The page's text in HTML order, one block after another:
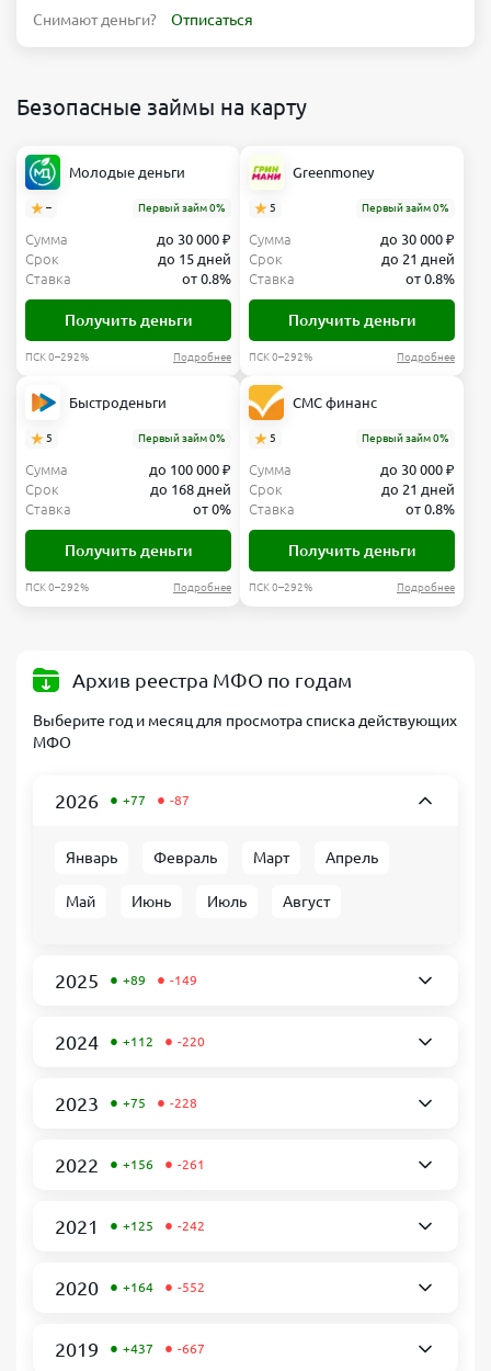
Снимают деньги? Отписаться
Безопасные займы на карту
Молодые деньги
– Первый займ 0%
Сумма
до 30 000 ₽
Срок
до 15 дней
Ставка
от 0.8%
Получить деньги
ПСК 0–292% Подробнее
Greenmoney
5 Первый займ 0%
Сумма
до 30 000 ₽
Срок
до 21 дней
Ставка
от 0.8%
Получить деньги
ПСК 0–292% Подробнее
Быстроденьги
5 Первый займ 0%
Сумма
до 100 000 ₽
Срок
до 168 дней
Ставка
от 0%
Получить деньги
ПСК 0–292% Подробнее
СМС финанс
5 Первый займ 0%
Сумма
до 30 000 ₽
Срок
до 21 дней
Ставка
от 0.8%
Получить деньги
ПСК 0–292% Подробнее
Архив реестра МФО по годам
Выберите год и месяц для просмотра списка действующих
МФО
2026 • +77 • -87
Январь Февраль Март Апрель
Май Июнь Июль Август
2025 • +89 • -149
2024 • +112 • -220
2023 • +75 • -228
2022 • +156 • -261
2021 • +125 • -242
2020 • +164 • -552
2019 • +437 • -667